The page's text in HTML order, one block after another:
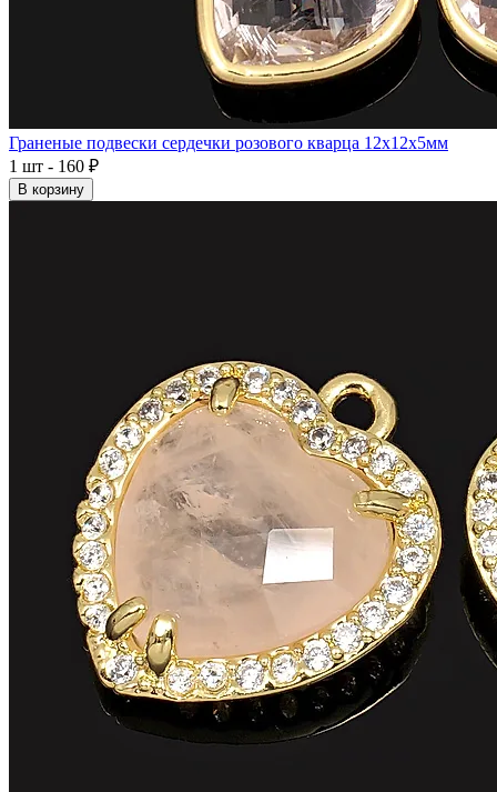
Граненые подвески сердечки розового кварца 12x12x5мм
1 шт - 160 ₽
В корзину